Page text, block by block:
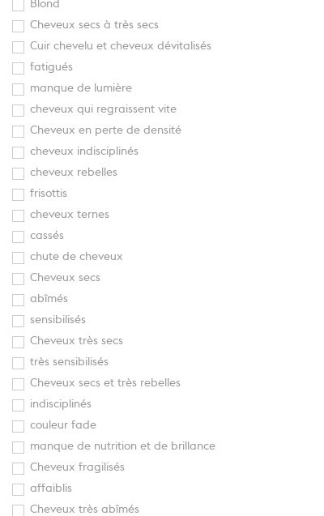
Blond
Cheveux secs à très secs
Cuir chevelu et cheveux dévitalisés
fatigués
manque de lumière
cheveux qui regraissent vite
Cheveux en perte de densité
cheveux indisciplinés
cheveux rebelles
frisottis
cheveux ternes
cassés
chute de cheveux
Cheveux secs
abîmés
sensibilisés
Cheveux très secs
très sensibilisés
Cheveux secs et très rebelles
indisciplinés
couleur fade
manque de nutrition et de brillance
Cheveux fragilisés
affaiblis
Cheveux très abîmés